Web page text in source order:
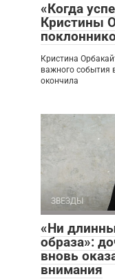
«Когда
Кристины
Кристина
важного события
окончила
ЗВЕЗДЫ
«Ни
образа»:
вновь
внимания